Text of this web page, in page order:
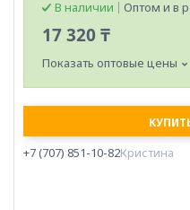
В наличии Оптом и в
17 320 ₸
Показать оптовые цены
+7 (707) 851-10-82Кристина